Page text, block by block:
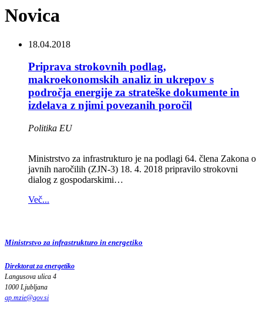
Novica
18.04.2018
Priprava strokovnih podlag,
makroekonomskih analiz in ukrepov s
področja energije za strateške dokumente in
izdelava z njimi povezanih poročil
Politika EU
Ministrstvo za infrastrukturo je na podlagi 64. člena Zakona o
javnih naročilih (ZJN-3) 18. 4. 2018 pripravilo strokovni
dialog z gospodarskimi…
Več...
Ministrstvo za infrastrukturo in energetiko
Direktorat za energetiko
Langusova ulica 4
1000 Ljubljana
gp.mzie@gov.si